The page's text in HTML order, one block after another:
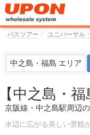
バスツアー ユニバーサル
中之島・福島 エリア
中之島・福
京阪線・中之島駅周辺
水辺に広がる美しい景観